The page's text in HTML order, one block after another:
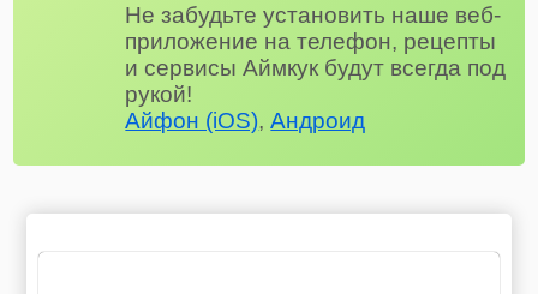
Не забудьте установить наше веб-
приложение на телефон, рецепты
и сервисы Аймкук будут всегда под
рукой!
Айфон (iOS),Андроид